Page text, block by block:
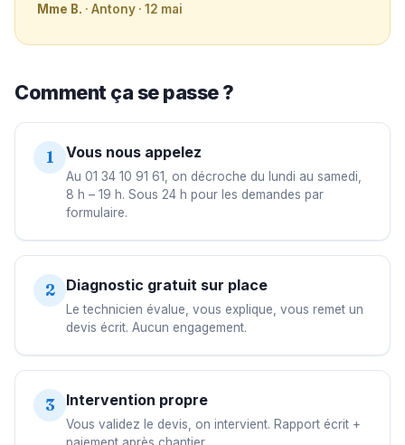
Mme B. · Antony · 12 mai
Comment ça se passe ?
1 Vous nous appelez
Au 01 34 10 91 61, on décroche du lundi au samedi,
8 h – 19 h. Sous 24 h pour les demandes par
formulaire.
2 Diagnostic gratuit sur place
Le technicien évalue, vous explique, vous remet un
devis écrit. Aucun engagement.
3 Intervention propre
Vous validez le devis, on intervient. Rapport écrit +